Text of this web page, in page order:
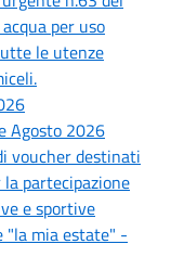
per uso
le utenze
Agosto 2026
voucher destinati
partecipazione
e sportive
"la mia estate" -